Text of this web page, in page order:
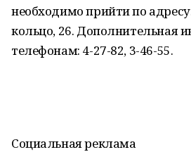
необходимо прийти по
кольцо, 26. Дополнительная
телефонам: 4-27-82, 3-46-55.
Социальная реклама